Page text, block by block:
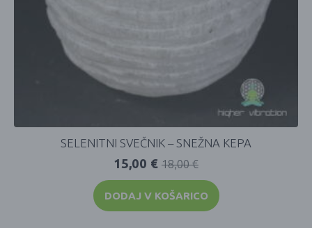
SELENITNI SVEČNIK – SNEŽNA KEPA
18,00€
15,00 €
DODAJ V KOŠARICO